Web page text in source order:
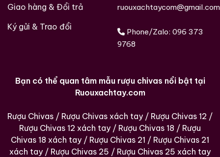
3.450.000₫
Zalo Hotline
19.280.000₫
Giao hàng & Đổi trả
Ký gửi & Trao đổi
ruouxachtaycom@gmail.com
Phone/Zalo: 096 373
9768
Bạn có thể quan tâm mẫu rượu chivas nổi bật tại
Ruouxachtay.com
Rượu Chivas / Rượu Chivas xách tay / Rượu Chivas 12 /
Rượu Chivas 12 xách tay / Rượu Chivas 18 / Rượu
Chivas 18 xách tay / Rượu Chivas 21 / Rượu Chivas 21
xách tay / Rượu Chivas 25 / Rượu Chivas 25 xách tay